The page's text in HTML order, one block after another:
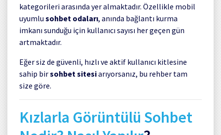
kategorileri arasında yer almaktadır. Özellikle mobil
uyumlu sohbet odaları, anında bağlantı kurma
imkanı sunduğu için kullanıcı sayısı her geçen gün
artmaktadır.
Eğer siz de güvenli, hızlı ve aktif kullanıcı kitlesine
sahip birsohbet sitesiarıyorsanız, bu rehber tam
size göre.
Kızlarla Görüntülü Sohbet